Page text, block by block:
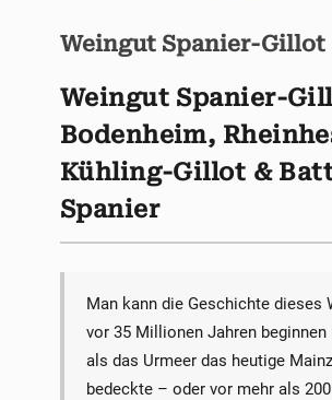
Weingut Spanier-Gillot
Weingut Spanier-
Bodenheim,
Kühling-Gillot &
Spanier
Man kann die Geschichte dieses
vor 35 Millionen Jahren beginnen
als das Urmeer das heutige
bedeckte – oder vor mehr als